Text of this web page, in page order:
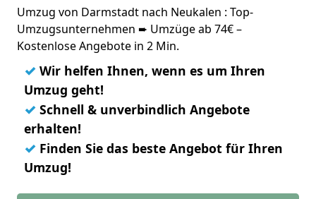
Umzug von Darmstadt nach Neukalen : Top-
Umzugsunternehmen ➨ Umzüge ab 74€ –
Kostenlose Angebote in 2 Min.
✓ Wir helfen Ihnen, wenn es um Ihren
Umzug geht!
✓ Schnell & unverbindlich Angebote
erhalten!
✓ Finden Sie das beste Angebot für Ihren
Umzug!